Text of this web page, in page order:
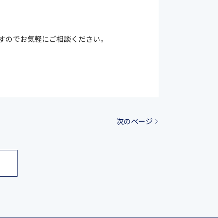
でお気軽にご相談ください。
次のページ